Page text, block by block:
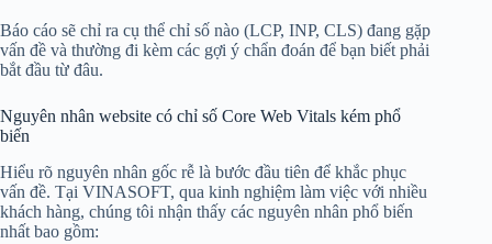
Báo cáo sẽ chỉ ra cụ thể chỉ số nào (LCP, INP, CLS) đang gặp
vấn đề và thường đi kèm các gợi ý chẩn đoán để bạn biết phải
bắt đầu từ đâu.
Nguyên nhân website có chỉ số Core Web Vitals kém phổ
biến
Hiểu rõ nguyên nhân gốc rễ là bước đầu tiên để khắc phục
vấn đề. Tại VINASOFT, qua kinh nghiệm làm việc với nhiều
khách hàng, chúng tôi nhận thấy các nguyên nhân phổ biến
nhất bao gồm: